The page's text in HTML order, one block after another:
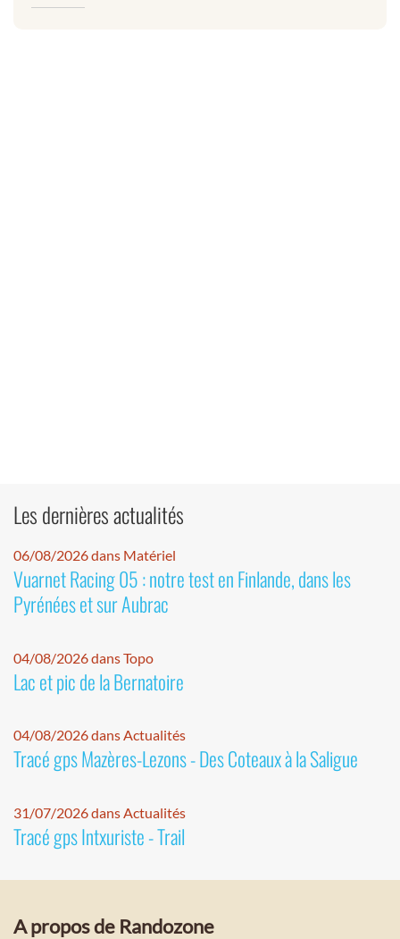
Les dernières actualités
06/08/2026 dans Matériel
Vuarnet Racing 05 : notre test en Finlande, dans les
Pyrénées et sur Aubrac
04/08/2026 dans Topo
Lac et pic de la Bernatoire
04/08/2026 dans Actualités
Tracé gps Mazères-Lezons - Des Coteaux à la Saligue
31/07/2026 dans Actualités
Tracé gps Intxuriste - Trail
A propos de Randozone